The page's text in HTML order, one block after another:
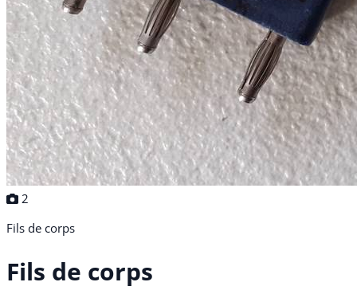
2
Fils de corps
Fils de corps